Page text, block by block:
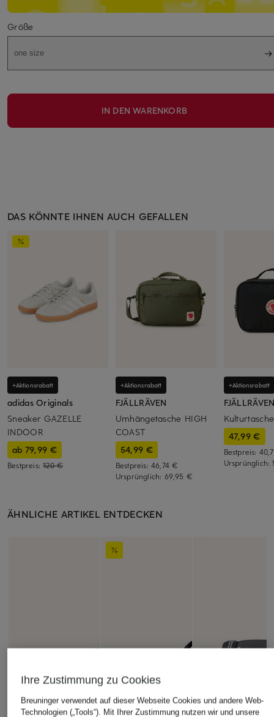
Größe
one size
IN DEN WARENKORB
DAS KÖNNTE IHNEN AUCH GEFALLEN
+Aktionsrabatt
adidas Originals
Sneaker GAZELLE
INDOOR
ab 79,99 €
Bestpreis:120 €
+Aktionsrabatt
FJÄLLRÄVEN
Umhängetasche HIGH
COAST
54,99 €
Bestpreis: 46,74 €
Ursprünglich: 69,95 €
+Aktionsrabatt
47,99 €
Bestpreis:
Ursprünglich:
ÄHNLICHE ARTIKEL ENTDECKEN
Ihre Zustimmung zu Cookies
Breuninger verwendet auf dieser Webseite Cookies und andere Web-
Technologien („Tools“). Mit Ihrer Zustimmung nutzen wir und unsere